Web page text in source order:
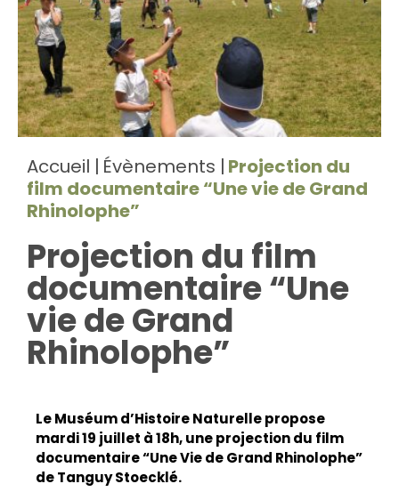
Accueil Évènements Projection du
film documentaire “Une vie de Grand
Rhinolophe”
Projection du film
documentaire “Une
vie de Grand
Rhinolophe”
Le Muséum d’Histoire Naturelle propose
mardi 19 juillet à 18h, une projection du film
documentaire “Une Vie de Grand Rhinolophe”
de Tanguy Stoecklé.